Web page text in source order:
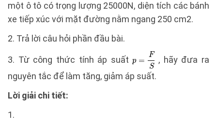
một ô tô có trọng lượng 25000N, diện tích các bánh
xe tiếp xúc với mặt đường nằm ngang 250 cm2.
2. Trả lời câu hỏi phần đầu bài.
3. Từ công thức tính áp suất
, hãy đưa ra
nguyên tắc để làm tăng, giảm áp suất.
Lời giải chi tiết:
1.